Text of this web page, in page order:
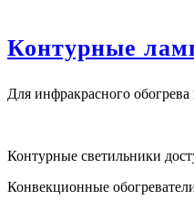
Контурные
Для инфракрасного
Контурные светильники
Конвекционные